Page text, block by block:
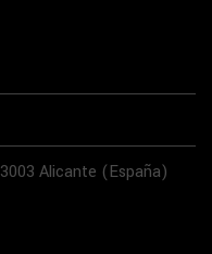
Alicante (España)